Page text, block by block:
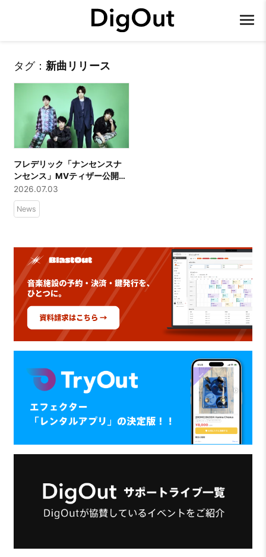
タグ： 新曲リリース
フレデリック「ナンセンスナ
ンセンス」MVティザー公開
7/6配信＆新海岳人監督ゲスト
のトークライブ決定
2026.07.03
News